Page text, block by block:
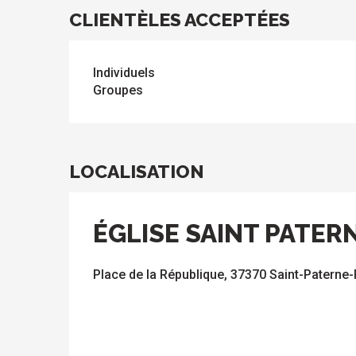
CLIENTÈLES ACCEPTÉES
Individuels
Groupes
LOCALISATION
ÉGLISE SAINT
Place de la République, 37370 Saint-Paterne-